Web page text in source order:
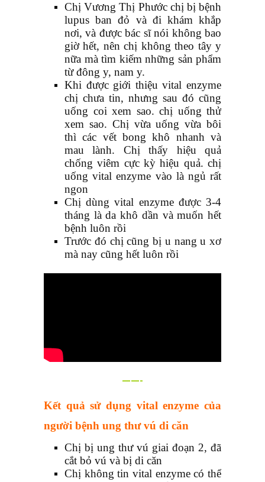
Chị Vương Thị Phước chị bị bệnh
lupus ban đỏ và đi khám khắp
nơi, và được bác sĩ nói không bao
giờ hết, nên chị không theo tây y
nữa mà tìm kiếm những sản phẩm
từ đông y, nam y.
Khi được giới thiệu vital enzyme
chị chưa tin, nhưng sau đó cũng
uống coi xem sao. chị uống thử
xem sao. Chị vừa uống vừa bôi
thì các vết bong khô nhanh và
mau lành. Chị thấy hiệu quả
chống viêm cực kỳ hiệu quả. chị
uống vital enzyme vào là ngủ rất
ngon
Chị dùng vital enzyme được 3-4
tháng là da khô dần và muốn hết
bệnh luôn rồi
Trước đó chị cũng bị u nang u xơ
mà nay cũng hết luôn rồi
——-
Kết quả sử dụng vital enzyme của
người bệnh ung thư vú di căn
Chị bị ung thư vú giai đoạn 2, đã
cắt bỏ vú và bị di căn
Chị không tin vital enzyme có thể